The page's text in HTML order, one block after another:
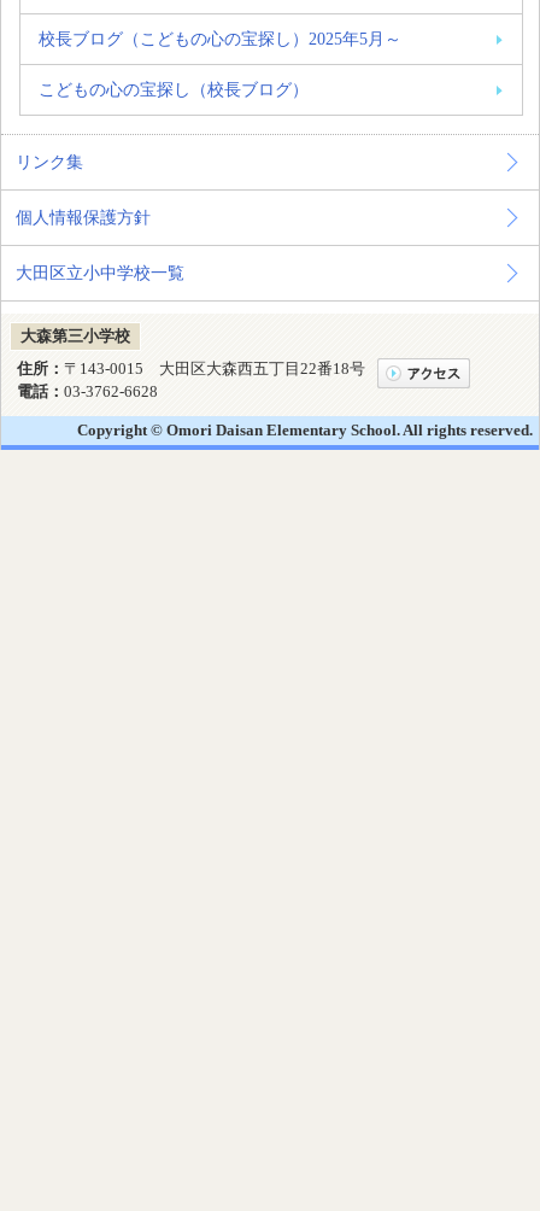
校長ブログ（こどもの心の宝探し）2025年5月～
こどもの心の宝探し（校長ブログ）
リンク集
個人情報保護方針
大田区立小中学校一覧
大森第三小学校
住所： 〒143-0015 大田区大森西五丁目22番18号
電話： 03-3762-6628
Copyright © Omori Daisan Elementary School. All rights reserved.